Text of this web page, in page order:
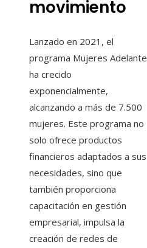
movimiento
Lanzado en 2021, el
programa Mujeres Adelante
ha crecido
exponencialmente,
alcanzando a más de 7.500
mujeres. Este programa no
solo ofrece productos
financieros adaptados a sus
necesidades, sino que
también proporciona
capacitación en gestión
empresarial, impulsa la
creación de redes de